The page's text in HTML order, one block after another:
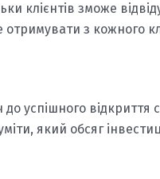
клієнтів зможе
отримувати з кожного
успішного відкриття
який обсяг